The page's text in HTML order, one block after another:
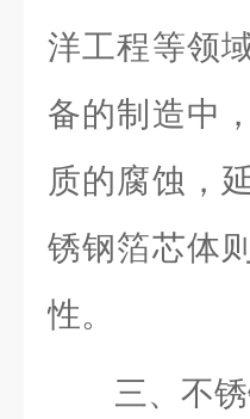
洋工程等领
备的制造中
质的腐蚀，
锈钢箔芯体
性。
三、不